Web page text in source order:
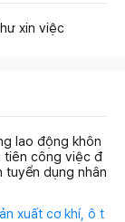
xin việc
lao động khôn
tiên công việc đ
dụng nhân
xuất cơ khí, ô t